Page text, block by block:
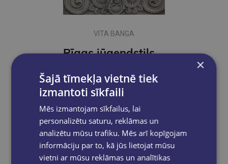
VITA BANGA
Rīgas jūgendstils Interjers
€15.95 ×
Šajā tīmekļa vietnē tiek
izmantoti sīkfaili
Mēs izmantojam sīkfailus, lai
personalizētu saturu, reklāmas un
analizētu mūsu trafiku. Mēs arī kopīgojam
informāciju par to, kā jūs lietojat mūsu
vietni ar mūsu reklāmas un analītikas